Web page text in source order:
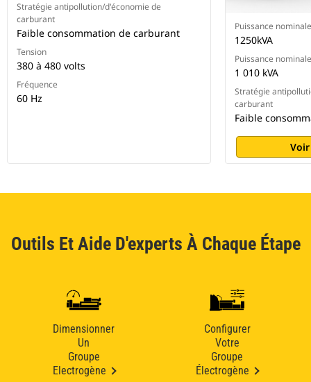
Stratégie antipollution/d'économie de
carburant
Faible consommation de carburant
Tension
380 à 480 volts
Fréquence
60 Hz
Puissance
1250kVA
Puissance
1 010 kVA
Stratégie
carburant
Faible
Outils Et Aide D'experts À Chaque Étape
Dimensionner
Un
Groupe
Electrogène
Configurer
Votre
Groupe
Électrogène